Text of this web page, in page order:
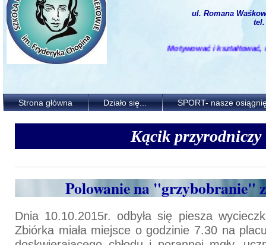
ul. Romana
tel.
Motywować i kształtować, uczyć,
Strona główna Działo się... SPORT- nasze
Kącik przyrodniczy
Polowanie na "grzybobranie"
Dnia 10.10.2015r. odbyła się piesza
Zbiórka miała miejsce o godzinie 7.30 na